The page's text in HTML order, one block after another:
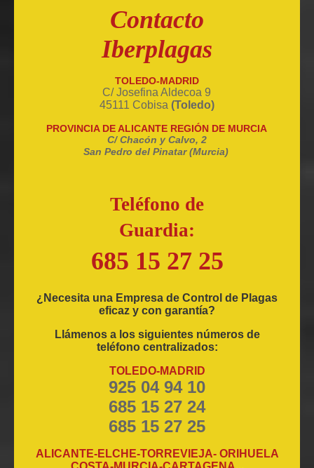
Contacto
Iberplagas
TOLEDO-MADRID
C/ Josefina Aldecoa 9
45111 Cobisa (Toledo)
PROVINCIA DE ALICANTE REGIÓN DE MURCIA
C/ Chacón y Calvo, 2
San Pedro del Pinatar (Murcia)
Teléfono de
Guardia:
685 15 27 25
¿Necesita una Empresa de Control de Plagas
eficaz y con garantía?
Llámenos a los siguientes números de
teléfono centralizados:
TOLEDO-MADRID
925 04 94 10
685 15 27 24
685 15 27 25
ALICANTE-ELCHE-TORREVIEJA- ORIHUELA